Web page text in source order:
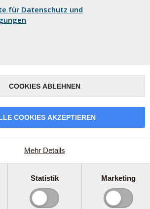
in Nahrungsergänzungsmitteln als
verwendet. Es hat keine E-
für Datenschutz und
COOKIES ABLEHNEN
COOKIES AKZEPTIEREN
Mehr Details
Statistik Marketing